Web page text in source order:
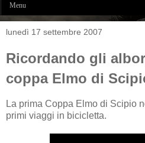
Menu
lunedì 17 settembre 2007
Ricordando gli
coppa Elmo di
La prima Coppa Elmo di Scipio
primi viaggi in bicicletta.